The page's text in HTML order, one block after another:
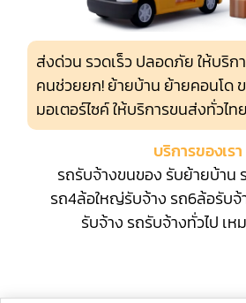
ส่งด่วน รวดเร็ว ปลอดภัย ให้บริ
คนช่วยยก! ย้ายบ้าน ย้ายคอนโด
มอเตอร์ไซค์ ให้บริการขนส่งทั่วไทย
บริการของเรา
รถรับจ้างขนของ รับย้ายบ้าน
รถ4ล้อใหญ่รับจ้าง รถ6ล้อรับจ้
รับจ้าง รถรับจ้างทั่วไป เห